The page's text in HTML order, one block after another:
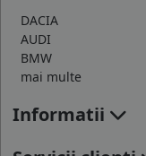
DACIA
AUDI
BMW
mai multe
Informatii